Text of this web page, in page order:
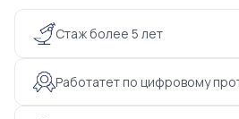
Стаж более 5 лет
Работатет по цифровому